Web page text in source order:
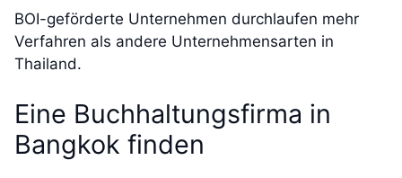
BOI-geförderte Unternehmen durchlaufen mehr
Verfahren als andere Unternehmensarten in
Thailand.
Eine Buchhaltungsfirma in
Bangkok finden